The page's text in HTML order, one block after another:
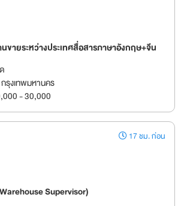
ขายระหว่างประเทศสื่อสารภาษาอังกฤษ+จีน
กรุงเทพมหานคร
- 30,000
17 ชม. ก่อน
Supervisor)